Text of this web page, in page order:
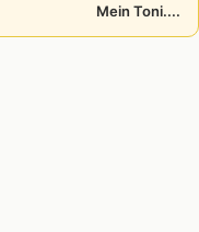
Mein Toni....